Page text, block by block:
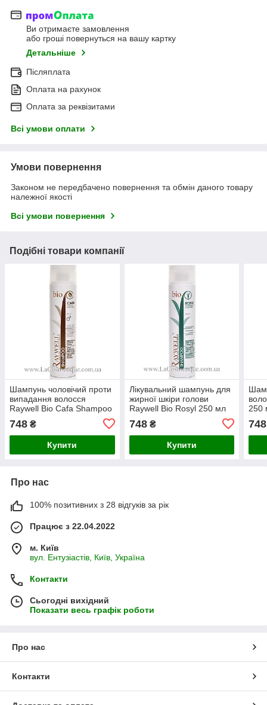
Ви отримаєте замовлення
або гроші повернуться на вашу картку
Детальніше
Післяплата
Оплата на рахунок
Оплата за реквізитами
Всі умови оплати
Умови повернення
Законом не передбачено повернення та обмін даного товару
належної якості
Всі умови повернення
Подібні товари компанії
Шампунь чоловічий проти
випадання волосся
Raywell Bio Cafa Shampoo
748 ₴
Купити
Лікувальний шампунь для
жирної шкіри голови
Raywell Bio Rosyl 250 мл
748₴
Купити
250
748
Про нас
100% позитивних з 28 відгуків за рік
Працює з 22.04.2022
м. Київ
вул. Ентузіастів, Київ, Україна
Контакти
Сьогодні вихідний
Показати весь графік роботи
Про нас
Контакти